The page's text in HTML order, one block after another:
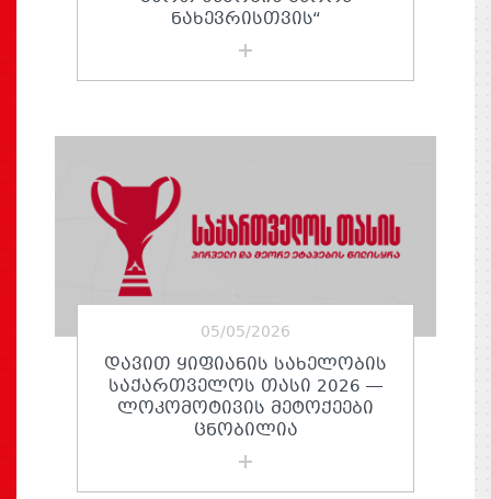
ᲜᲐᲮᲔᲕᲠᲘᲡᲗᲕᲘᲡ“
05/05/2026
ᲓᲐᲕᲘᲗ ᲧᲘᲤᲘᲐᲜᲘᲡ ᲡᲐᲮᲔᲚᲝᲑᲘᲡ
ᲡᲐᲥᲐᲠᲗᲕᲔᲚᲝᲡ ᲗᲐᲡᲘ 2026 —
ᲚᲝᲙᲝᲛᲝᲢᲘᲕᲘᲡ ᲛᲔᲢᲝᲥᲔᲔᲑᲘ
ᲪᲜᲝᲑᲘᲚᲘᲐ